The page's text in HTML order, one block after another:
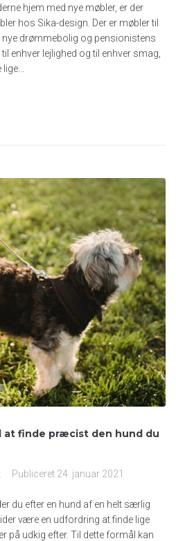
hjem med nye møbler, er der
hos Sika-design. Der er møbler til
drømmebolig og pensionistens
enhver lejlighed og til enhver smag,
at finde præcist den hund du
Publiceret 24. januar 2021
du efter en hund af en helt særlig
være en udfordring at finde lige
på udkig efter. Til dette formål kan